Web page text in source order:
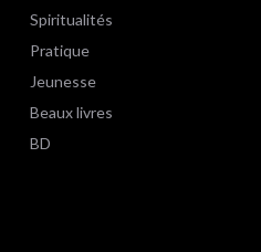
Spiritualités
Pratique
Jeunesse
Beaux livres
BD